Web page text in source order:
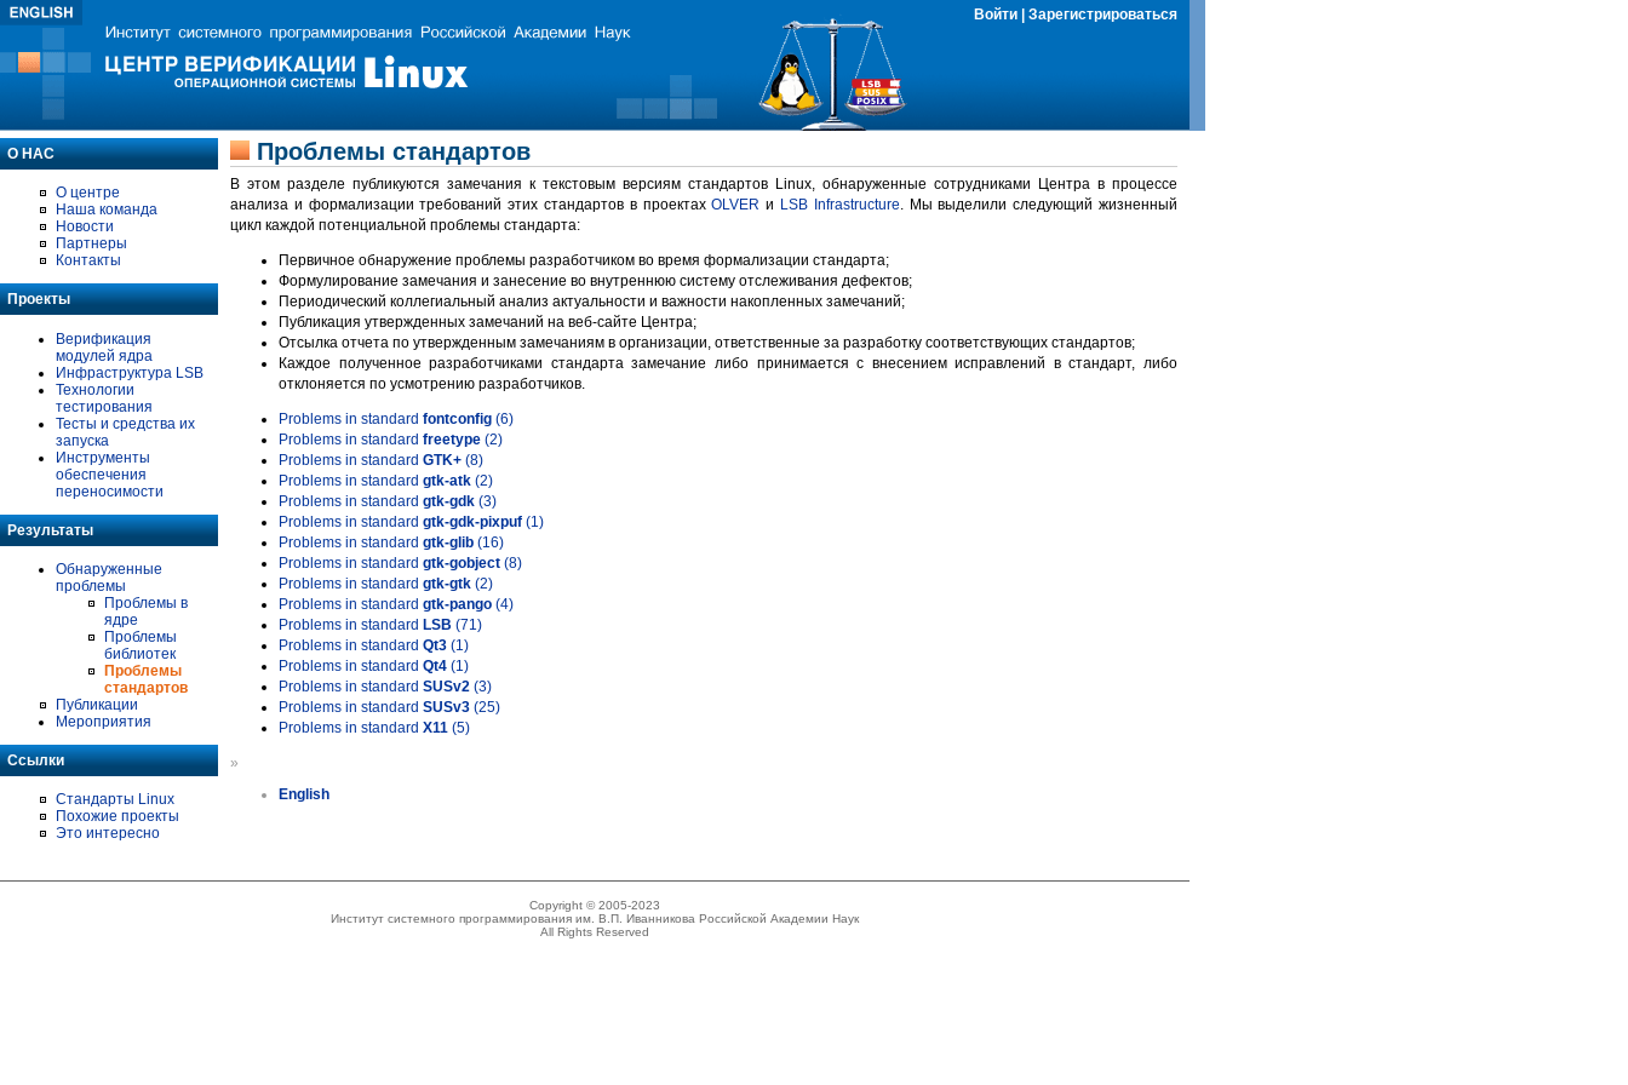
Войти Зарегистрироваться
О НАС
О центре
Наша команда
Новости
Партнеры
Контакты
Проекты
Верификация
модулей ядра
Инфраструктура LSB
Технологии
тестирования
Тесты и средства их
запуска
Инструменты
обеспечения
переносимости
Результаты
Обнаруженные
проблемы
Проблемы в
ядре
Проблемы
библиотек
Проблемы
стандартов
Публикации
Мероприятия
Ссылки
Стандарты Linux
Похожие проекты
Это интересно
Проблемы стандартов
В этом разделе публикуются замечания к текстовым версиям стандартов Linux, обнаруженные сотрудниками Центра в процессе
анализа и формализации требований этих стандартов в проектахOLVER и LSB Infrastructure. Мы выделили следующий жизненный
цикл каждой потенциальной проблемы стандарта:
Первичное обнаружение проблемы разработчиком во время формализации стандарта;
Формулирование замечания и занесение во внутреннюю систему отслеживания дефектов;
Периодический коллегиальный анализ актуальности и важности накопленных замечаний;
Публикация утвержденных замечаний на веб-сайте Центра;
Отсылка отчета по утвержденным замечаниям в организации, ответственные за разработку соответствующих стандартов;
Каждое полученное разработчиками стандарта замечание либо принимается с внесением исправлений в стандарт, либо
отклоняется по усмотрению разработчиков.
Problems in standard fontconfig (6)
Problems in standard freetype (2)
Problems in standard GTK+ (8)
Problems in standard gtk-atk (2)
Problems in standard gtk-gdk (3)
Problems in standard gtk-gdk-pixpuf (1)
Problems in standard gtk-glib (16)
Problems in standard gtk-gobject (8)
Problems in standard gtk-gtk (2)
Problems in standard gtk-pango (4)
Problems in standard LSB (71)
Problems in standard Qt3 (1)
Problems in standard Qt4 (1)
Problems in standard SUSv2 (3)
Problems in standard SUSv3 (25)
Problems in standard X11 (5)
»
English
Copyright © 2005-2023
Институт системного программирования им. В.П. Иванникова Российской Академии Наук
All Rights Reserved